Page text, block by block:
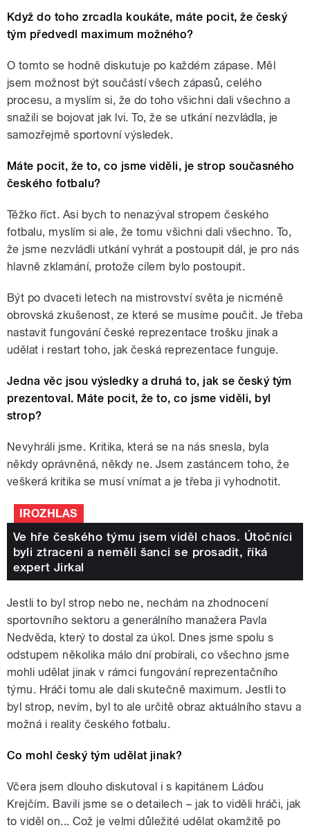
Když do toho zrcadla koukáte, máte pocit, že český
tým předvedl maximum možného?
O tomto se hodně diskutuje po každém zápase. Měl
jsem možnost být součástí všech zápasů, celého
procesu, a myslím si, že do toho všichni dali všechno a
snažili se bojovat jak lvi. To, že se utkání nezvládla, je
samozřejmě sportovní výsledek.
Máte pocit, že to, co jsme viděli, je strop současného
českého fotbalu?
Těžko říct. Asi bych to nenazýval stropem českého
fotbalu, myslím si ale, že tomu všichni dali všechno. To,
že jsme nezvládli utkání vyhrát a postoupit dál, je pro nás
hlavně zklamání, protože cílem bylo postoupit.
Být po dvaceti letech na mistrovství světa je nicméně
obrovská zkušenost, ze které se musíme poučit. Je třeba
nastavit fungování české reprezentace trošku jinak a
udělat i restart toho, jak česká reprezentace funguje.
Jedna věc jsou výsledky a druhá to, jak se český tým
prezentoval. Máte pocit, že to, co jsme viděli, byl
strop?
Nevyhráli jsme. Kritika, která se na nás snesla, byla
někdy oprávněná, někdy ne. Jsem zastáncem toho, že
veškerá kritika se musí vnímat a je třeba ji vyhodnotit.
IROZHLAS
Ve hře českého týmu jsem viděl chaos. Útočníci
byli ztraceni a neměli šanci se prosadit, říká
expert Jirkal
Jestli to byl strop nebo ne, nechám na zhodnocení
sportovního sektoru a generálního manažera Pavla
Nedvěda, který to dostal za úkol. Dnes jsme spolu s
odstupem několika málo dní probírali, co všechno jsme
mohli udělat jinak v rámci fungování reprezentačního
týmu. Hráči tomu ale dali skutečně maximum. Jestli to
byl strop, nevím, byl to ale určitě obraz aktuálního stavu a
možná i reality českého fotbalu.
Co mohl český tým udělat jinak?
Včera jsem dlouho diskutoval i s kapitánem Láďou
Krejčím. Bavili jsme se o detailech – jak to viděli hráči, jak
to viděl on... Což je velmi důležité udělat okamžitě po